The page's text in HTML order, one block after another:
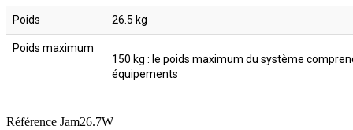
Poids 26.5 kg
Poids maximum
150 kg : le poids maximum du système
équipements
Référence Jam26.7W